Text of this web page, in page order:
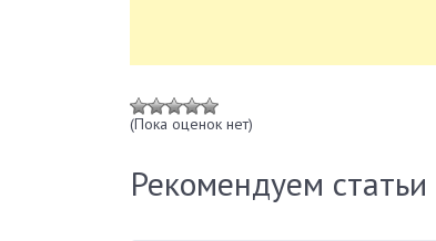
(Пока оценок нет)
Рекомендуем